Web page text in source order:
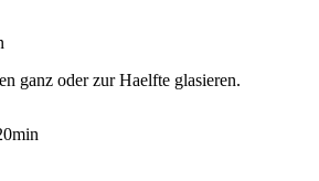
ganz oder zur Haelfte glasieren.